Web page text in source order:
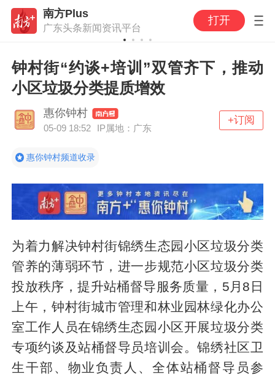
南方Plus
广东头条新闻资讯平台
打开
钟村街“约谈+培训”双管齐下，推动
小区垃圾分类提质增效
惠你钟村
05-09 18:52 IP属地：广东
+订阅
惠你钟村频道收录
为着力解决钟村街锦绣生态园小区垃圾分类
管养的薄弱环节，进一步规范小区垃圾分类
投放秩序，提升站桶督导服务质量，5月8日
上午，钟村街城市管理和林业园林绿化办公
室工作人员在锦绣生态园小区开展垃圾分类
专项约谈及站桶督导员培训会。锦绣社区卫
生干部、物业负责人、全体站桶督导员参